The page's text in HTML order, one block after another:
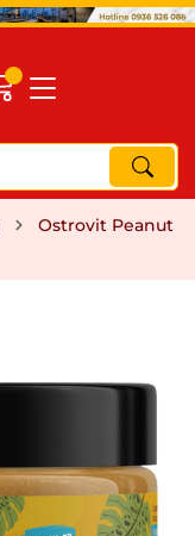
Ostrovit Peanut